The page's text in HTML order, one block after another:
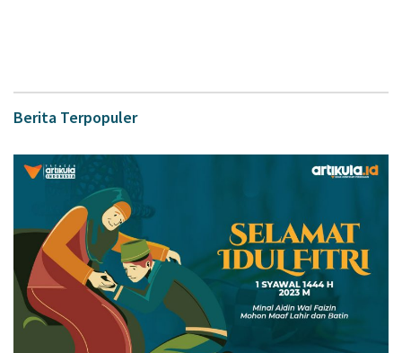
Berita Terpopuler